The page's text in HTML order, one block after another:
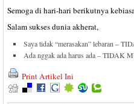
Semoga di hari-hari berikutnya
Salam sukses dunia akherat,
Saya tidak “merasakan” lebaran –
Ada nggak ada harus ada – TIDAK
Print Artikel Ini